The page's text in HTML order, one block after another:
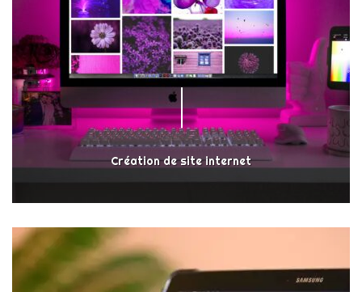
Création de site internet